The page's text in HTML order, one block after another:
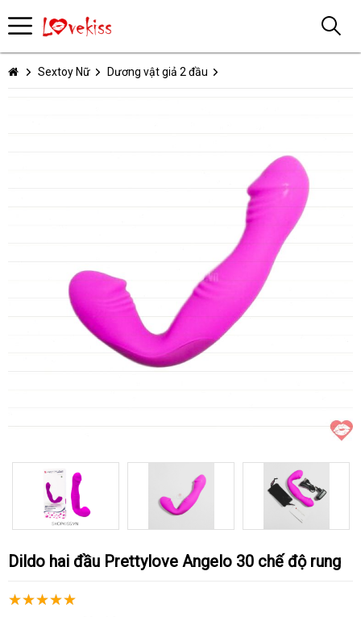
Sextoy Nữ Dương vật giả 2 đầu
Dildo hai đầu Prettylove Angelo 30 chế độ rung